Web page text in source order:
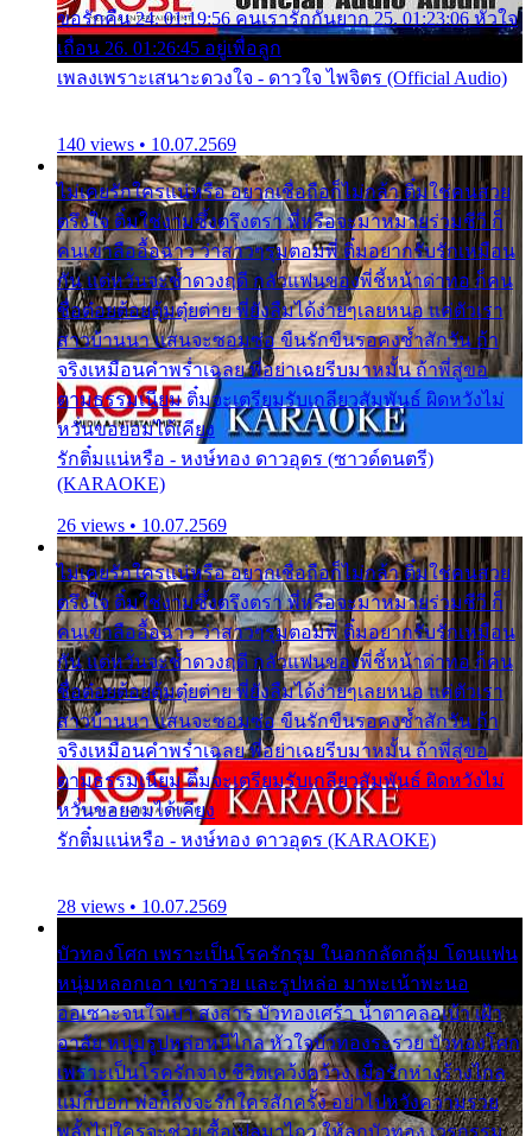
ขอรักคืน 24. 01:19:56 คนเรารักกันยาก 25. 01:23:06 หัวใจ
เถื่อน 26. 01:26:45 อยู่เพื่อลูก
เพลงเพราะเสนาะดวงใจ - ดาวใจ ไพจิตร (Official Audio)
140 views • 10.07.2569
ไม่เคยรักใครแน่หรือ อยากเชื่อถือก็ไม่กล้า ติ๋มใช่คนสวย
ตรึงใจ ติ๋มใช่งามซึ้งตรึงตรา พี่หรือจะมาหมายร่วมชีวี ก็
คนเขาลืออื้อฉาว ว่าสาวๆรุมตอมพี่ ติ๋มอยากรับรักเหมือน
กัน แต่หวั่นจะช้ำดวงฤดี กลัวแฟนของพี่ชี้หน้าด่าทอ ก็คน
ชื่อต๋อยต้อยตุ้มตุ๋ยต่าย พี่ยังลืมได้ง่ายๆเลยหนอ แค่ตัวเรา
สาวบ้านนา แสนจะซอมซ่อ ขืนรักขืนรอคงช้ำสักวัน ถ้า
จริงเหมือนคำพร่ำเฉลย พี่อย่าเฉยรีบมาหมั้น ถ้าพี่สู่ขอ
ตามธรรมเนียม ติ๋มจะเตรียมรับเกลียวสัมพันธ์ ผิดหวังไม่
หวั่นขอยอมได้เคียง
รักติ๋มแน่หรือ - หงษ์ทอง ดาวอุดร (ซาวด์ดนตรี)
(KARAOKE)
26 views • 10.07.2569
ไม่เคยรักใครแน่หรือ อยากเชื่อถือก็ไม่กล้า ติ๋มใช่คนสวย
ตรึงใจ ติ๋มใช่งามซึ้งตรึงตรา พี่หรือจะมาหมายร่วมชีวี ก็
คนเขาลืออื้อฉาว ว่าสาวๆรุมตอมพี่ ติ๋มอยากรับรักเหมือน
กัน แต่หวั่นจะช้ำดวงฤดี กลัวแฟนของพี่ชี้หน้าด่าทอ ก็คน
ชื่อต๋อยต้อยตุ้มตุ๋ยต่าย พี่ยังลืมได้ง่ายๆเลยหนอ แค่ตัวเรา
สาวบ้านนา แสนจะซอมซ่อ ขืนรักขืนรอคงช้ำสักวัน ถ้า
จริงเหมือนคำพร่ำเฉลย พี่อย่าเฉยรีบมาหมั้น ถ้าพี่สู่ขอ
ตามธรรมเนียม ติ๋มจะเตรียมรับเกลียวสัมพันธ์ ผิดหวังไม่
หวั่นขอยอมได้เคียง
รักติ๋มแน่หรือ - หงษ์ทอง ดาวอุดร (KARAOKE)
28 views • 10.07.2569
บัวทองโศก เพราะเป็นโรครักรุม ในอกกลัดกลุ้ม โดนแฟน
หนุ่มหลอกเอา เขารวย และรูปหล่อ มาพะเน้าพะนอ
ออเซาะจนใจเบา สงสาร บัวทองเศร้า น้ำตาคลอเบ้า เฝ้า
อาลัย หนุ่มรูปหล่อหนีไกล หัวใจบัวทองระรวย บัวทองโศก
เพราะเป็นโรครักจาง ชีวิตเคว้งคว้าง เมื่อรักห่างร้างไกล
แม่ก็บอก พ่อก็สั่งจะรักใครสักครั้ง อย่าไปหวังความรวย
พลั้งไปใครจะช่วย ซื้อเปลมาไกว ให้ลูกบัวทอง เวรกรรม